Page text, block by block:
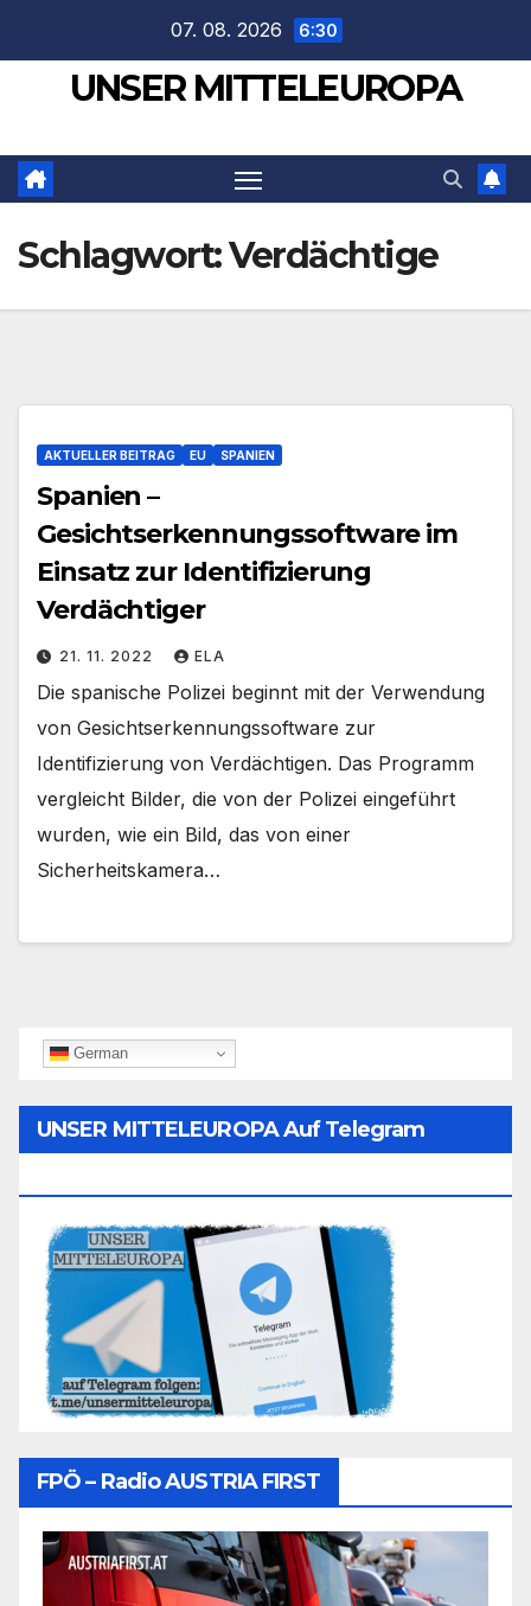
springen
07. 08. 2026 6:30
UNSER MITTELEUROPA
Schlagwort:Verdächtige
AKTUELLER BEITRAG EU SPANIEN
Spanien –
Gesichtserkennungssoftware im
Einsatz zur Identifizierung
Verdächtiger
21. 11. 2022 ELA
Die spanische Polizei beginnt mit der Verwendung
von Gesichtserkennungssoftware zur
Identifizierung von Verdächtigen. Das Programm
vergleicht Bilder, die von der Polizei eingeführt
wurden, wie ein Bild, das von einer
Sicherheitskamera…
German
UNSER MITTELEUROPA Auf Telegram
FPÖ – Radio AUSTRIA FIRST